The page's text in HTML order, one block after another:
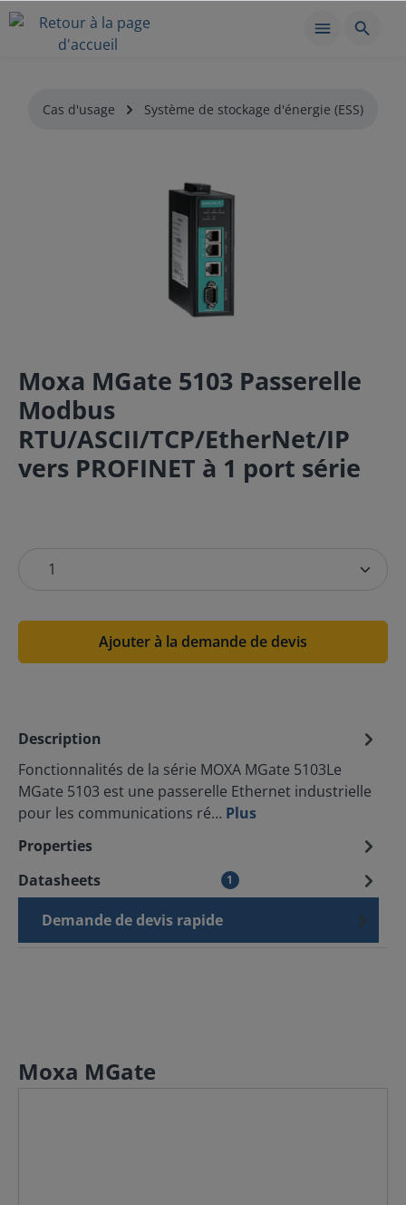
Cas d'usage Système de stockage d'énergie (ESS)
Moxa MGate 5103 Passerelle
Modbus
RTU/ASCII/TCP/EtherNet/IP
vers PROFINET à 1 port série
Ajouter à la demande de devis
Description
Fonctionnalités de la série MOXA MGate 5103Le
MGate 5103 est une passerelle Ethernet industrielle
pour les communications ré… Plus
Properties
Datasheets
1
Demande de devis rapide
Moxa MGate